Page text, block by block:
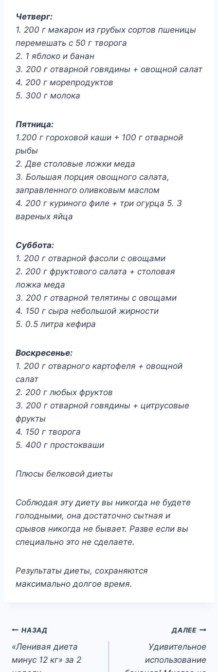
Четверг:
1. 200 г макарон из грубых сортов пшеницы
перемешать с 50 г творога
2. 1 яблоко и банан
3. 200 г отварной говядины + овощной салат
4. 200 г морепродуктов
5. 300 г молока
Пятница:
1.200 г гороховой каши + 100 г отварной
рыбы
2. Две столовые ложки меда
3. Большая порция овощного салата,
заправленного оливковым маслом
4. 200 г куриного филе + три огурца 5. 3
вареных яйца
Суббота:
1. 200 г отварной фасоли с овощами
2. 200 г фруктового салата + столовая
ложка меда
3. 200 г отварной телятины с овощами
4. 150 г сыра небольшой жирности
5. 0.5 литра кефира
Воскресенье:
1. 200 г отварного картофеля + овощной
салат
2. 200 г любых фруктов
3. 200 г отварной говядины + цитрусовые
фрукты
4. 150 г творога
5. 400 г простокваши
Плюсы белковой диеты
Соблюдая эту диету вы никогда не будете
голодными, она достаточно сытная и
срывов никогда не бывает. Разве если вы
специально это не сделаете.
Результаты диеты, сохраняются
максимально долгое время.
Навигация
по
НАЗАД
«Ленивая диета
минус 12 кг» за 2
ДАЛЕЕ
Удивительное
использование